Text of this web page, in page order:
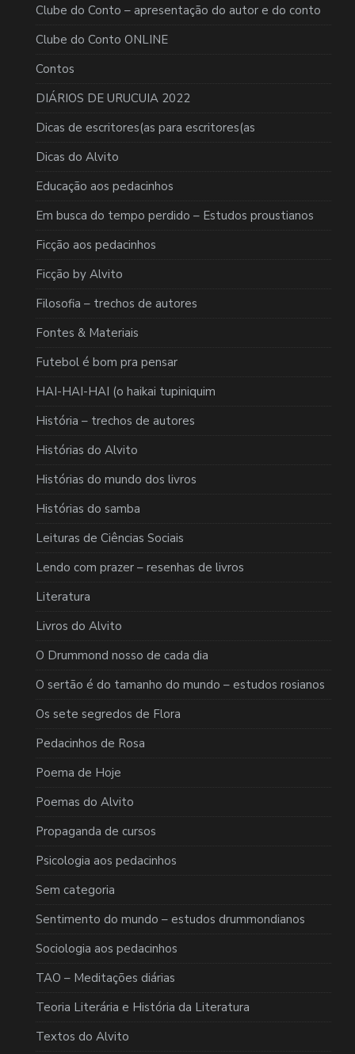
Clube do Conto – apresentação do autor e do conto
Clube do Conto ONLINE
Contos
DIÁRIOS DE URUCUIA 2022
Dicas de escritores(as para escritores(as
Dicas do Alvito
Educação aos pedacinhos
Em busca do tempo perdido – Estudos proustianos
Ficção aos pedacinhos
Ficção by Alvito
Filosofia – trechos de autores
Fontes & Materiais
Futebol é bom pra pensar
HAI-HAI-HAI (o haikai tupiniquim
História – trechos de autores
Histórias do Alvito
Histórias do mundo dos livros
Histórias do samba
Leituras de Ciências Sociais
Lendo com prazer – resenhas de livros
Literatura
Livros do Alvito
O Drummond nosso de cada dia
O sertão é do tamanho do mundo – estudos rosianos
Os sete segredos de Flora
Pedacinhos de Rosa
Poema de Hoje
Poemas do Alvito
Propaganda de cursos
Psicologia aos pedacinhos
Sem categoria
Sentimento do mundo – estudos drummondianos
Sociologia aos pedacinhos
TAO – Meditações diárias
Teoria Literária e História da Literatura
Textos do Alvito